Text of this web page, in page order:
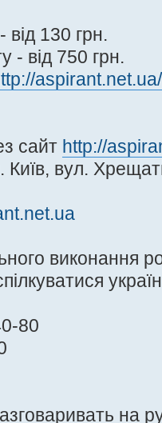
від 130 грн.
- від 750 грн.
сайт http://
Київ, вул.
виконання
80
на